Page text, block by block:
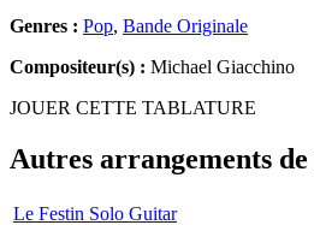
Genres : Pop, Bande Originale
Compositeur(s) : Michael Giacchino
JOUER CETTE TABLATURE
Autres arrangements de
Le Festin Solo Guitar